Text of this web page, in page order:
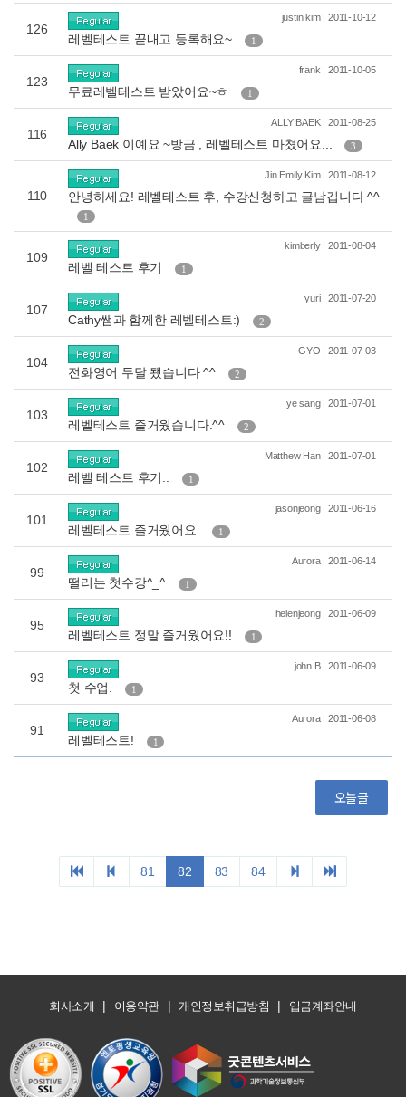
회사소개 | 이용약관 | 개인정보취급방침 | 입금계좌안내